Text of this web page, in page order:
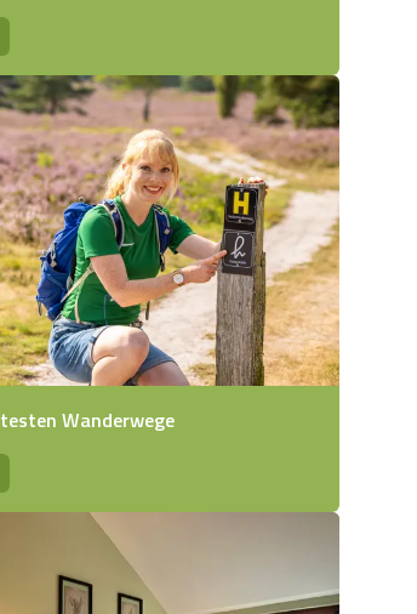
Wanderwege